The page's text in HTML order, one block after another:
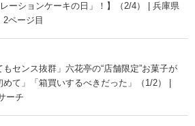
レーションケーキの日」！】（2/4） | 兵庫県
ページ目
もセンス抜群」六花亭の“店舗限定”お菓子が
て」「箱買いするべきだった」（1/2） |
ーチ